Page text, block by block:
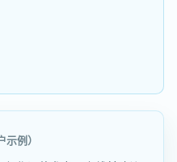
示例）